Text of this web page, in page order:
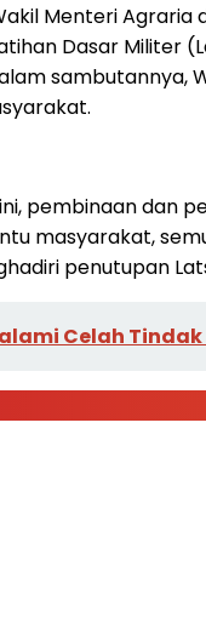
Menteri Agraria
Dasar Militer
sambutannya,
pembinaan dan
masyarakat,
penutupan
Celah